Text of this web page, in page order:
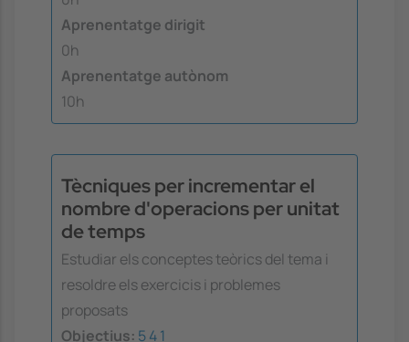
Aprenentatge dirigit
0h
Aprenentatge autònom
10h
Tècniques per incrementar el
nombre d'operacions per unitat
de temps
Estudiar els conceptes teòrics del tema i
resoldre els exercicis i problemes
proposats
Objectius: 541